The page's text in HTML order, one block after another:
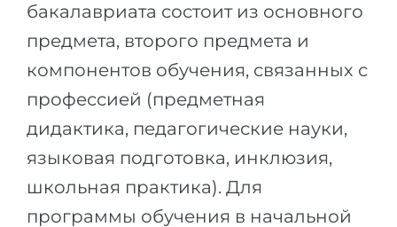
КАРЬЕРНОЕ ОРИЕНТИРОВАНИЕ
Тест Карта Интересов
Тест RIASEC
Успехна
100%
Другая специальность
Россия
Украина
Казахстан
Азербайджан
Армения
бакалавриата состоит из основного
предмета, второго предмета и
компонентов обучения, связанных с
профессией (предметная
дидактика, педагогические науки,
языковая подготовка, инклюзия,
школьная практика). Для
программы обучения в начальной